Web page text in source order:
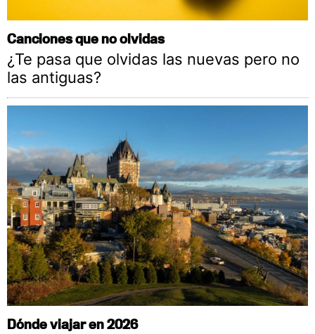
Canciones que no olvidas
¿Te pasa que olvidas las nuevas pero no
las antiguas?
Dónde viajar en 2026